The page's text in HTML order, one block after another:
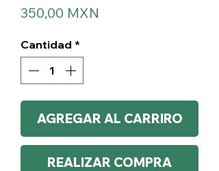
350,00 MXN
Cantidad *
AGREGAR AL CARRIRO
REALIZAR COMPRA